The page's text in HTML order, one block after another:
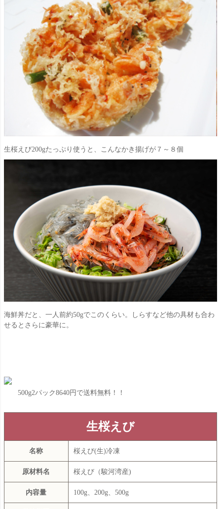
生桜えび200gたっぷり使うと、こんなかき揚げが７～８個
海鮮丼だと、一人前約50gでこのくらい。しらすなど他の具材も合わ
せるとさらに豪華に。
500g2パック8640円で送料無料！！
生桜えび
名称 桜えび(生)冷凍
原材料名 桜えび（駿河湾産)
内容量 100g、200g、500g